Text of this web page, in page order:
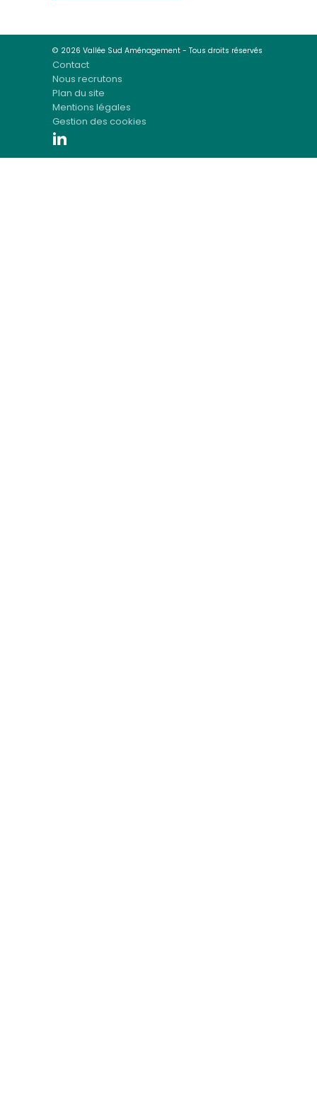
© 2026 Vallée Sud Aménagement - Tous droits réservés
Contact
Nous recrutons
Plan du site
Mentions légales
Gestion des cookies